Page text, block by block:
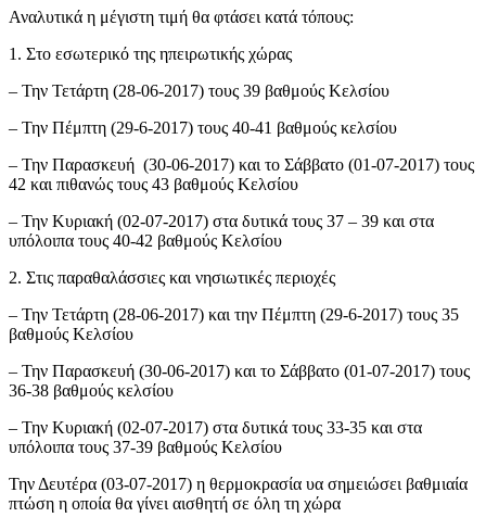
Αναλυτικά η μέγιστη τιμή θα φτάσει κατά τόπους:
1. Στο εσωτερικό της ηπειρωτικής χώρας
– Την Τετάρτη (28-06-2017) τους 39 βαθμούς Κελσίου
– Την Πέμπτη (29-6-2017) τους 40-41 βαθμούς κελσίου
– Την Παρασκευή (30-06-2017) και το Σάββατο (01-07-2017) τους
42 και πιθανώς τους 43 βαθμούς Κελσίου
– Την Κυριακή (02-07-2017) στα δυτικά τους 37 – 39 και στα
υπόλοιπα τους 40-42 βαθμούς Κελσίου
2. Στις παραθαλάσσιες και νησιωτικές περιοχές
– Την Τετάρτη (28-06-2017) και την Πέμπτη (29-6-2017) τους 35
βαθμούς Κελσίου
– Την Παρασκευή (30-06-2017) και το Σάββατο (01-07-2017) τους
36-38 βαθμούς κελσίου
– Την Κυριακή (02-07-2017) στα δυτικά τους 33-35 και στα
υπόλοιπα τους 37-39 βαθμούς Κελσίου
Την Δευτέρα (03-07-2017) η θερμοκρασία υα σημειώσει βαθμιαία
πτώση η οποία θα γίνει αισθητή σε όλη τη χώρα